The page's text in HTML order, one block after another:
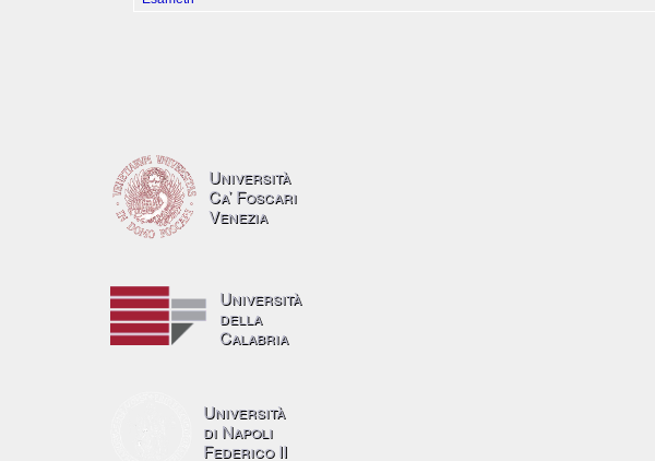
Università
Ca’ Foscari
Venezia
Università
della
Calabria
Università
di Napoli
Federico II